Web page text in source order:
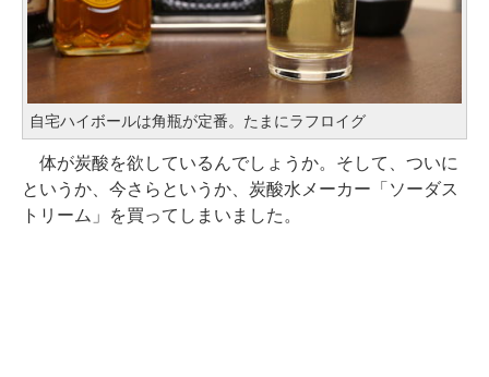
自宅ハイボールは角瓶が定番。たまにラフロイグ
体が炭酸を欲しているんでしょうか。そして、ついに
というか、今さらというか、炭酸水メーカー「ソーダス
トリーム」を買ってしまいました。